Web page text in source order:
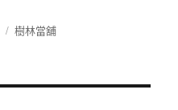
分
樹林當舖